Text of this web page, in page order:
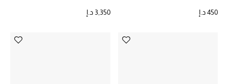
مصممة لتدوم وتتجاوز صيحات الموسم
450 د.إ
3,350 د.إ